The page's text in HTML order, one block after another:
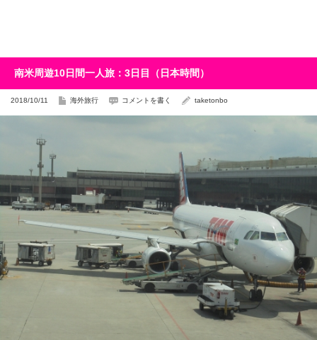
南米周遊10日間一人旅：3日目（日本時間）
2018/10/11 海外旅行 コメントを書く taketonbo